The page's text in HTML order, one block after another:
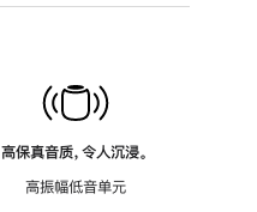
高保真音质，令人沉浸。
高振幅低音单元